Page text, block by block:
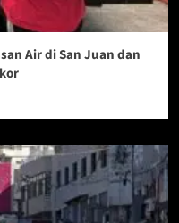
Air di San Juan dan